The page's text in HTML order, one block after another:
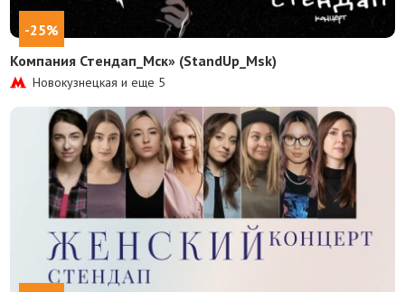
-25%
Компания Стендап_Мск» (StandUp_Msk)
Новокузнецкая и еще 5